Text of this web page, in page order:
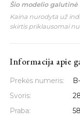
Šio modelio galutinė
Kaina nurodyta už
skirtis priklausomai
Informacija apie
Prekės numeris:
Svoris:
Praba: